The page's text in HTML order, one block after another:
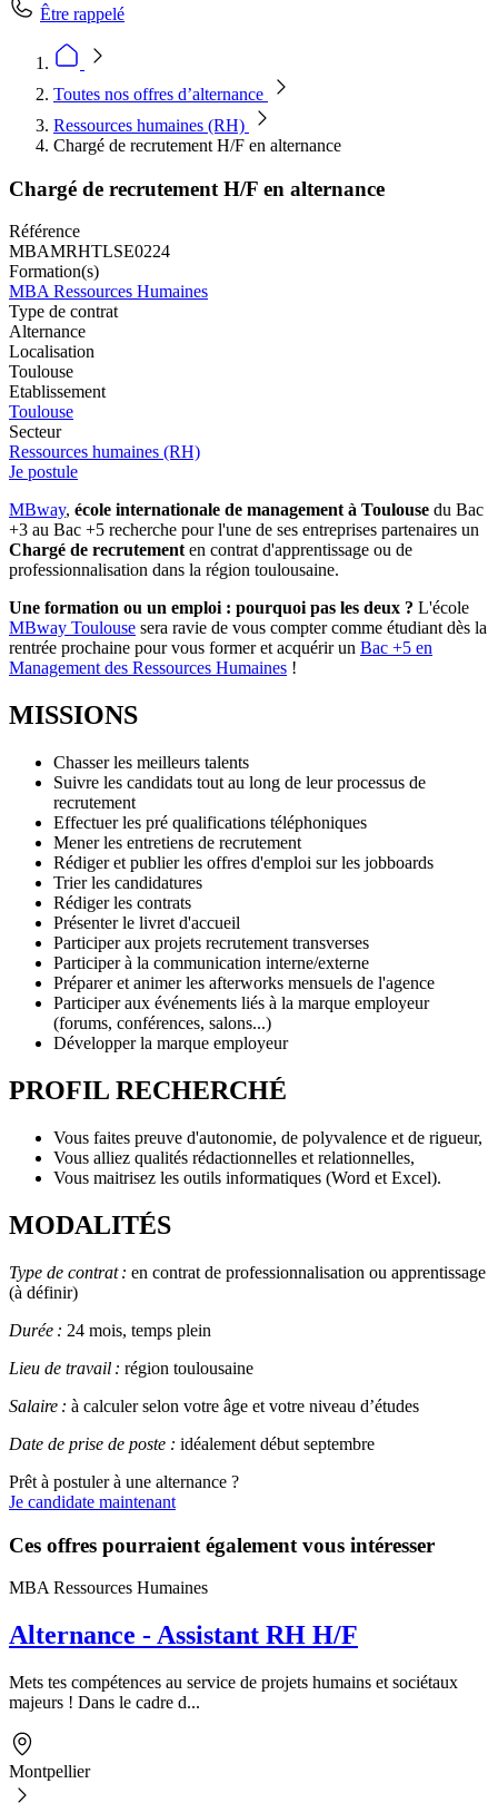
Être rappelé
Toutes nos offres d’alternance
Ressources humaines (RH)
Chargé de recrutement H/F en alternance
Chargé de recrutement H/F en alternance
Référence
MBAMRHTLSE0224
Formation(s)
MBA Ressources Humaines
Type de contrat
Alternance
Localisation
Toulouse
Etablissement
Toulouse
Secteur
Ressources humaines (RH)
Je postule
MBway, école internationale de management à Toulouse du Bac
+3 au Bac +5 recherche pour l'une de ses entreprises partenaires un
Chargé de recrutementen contrat d'apprentissage ou de
professionnalisation dans la région toulousaine.
Une formation ou un emploi : pourquoi pas les deux ? L'école
MBway Toulouse sera ravie de vous compter comme étudiant dès la
rentrée prochaine pour vous former et acquérir un Bac +5 en
Management des Ressources Humaines !
MISSIONS
Chasser les meilleurs talents
Suivre les candidats tout au long de leur processus de
recrutement
Effectuer les pré qualifications téléphoniques
Mener les entretiens de recrutement
Rédiger et publier les offres d'emploi sur les jobboards
Trier les candidatures
Rédiger les contrats
Présenter le livret d'accueil
Participer aux projets recrutement transverses
Participer à la communication interne/externe
Préparer et animer les afterworks mensuels de l'agence
Participer aux événements liés à la marque employeur
(forums, conférences, salons...)
Développer la marque employeur
PROFIL RECHERCHÉ
Vous faites preuve d'autonomie, de polyvalence et de rigueur,
Vous alliez qualités rédactionnelles et relationnelles,
Vous maitrisez les outils informatiques (Word et Excel).
MODALITÉS
Type de contrat : en contrat de professionnalisation ou apprentissage
(à définir)
Durée : 24 mois, temps plein
Lieu de travail : région toulousaine
Salaire : à calculer selon votre âge et votre niveau d’études
Date de prise de poste : idéalement début septembre
Prêt à postuler à une alternance ?
Je candidate maintenant
Ces offres pourraient également vous intéresser
MBA Ressources Humaines
Alternance - Assistant RH H/F
Mets tes compétences au service de projets humains et sociétaux
majeurs ! Dans le cadre d...
Montpellier